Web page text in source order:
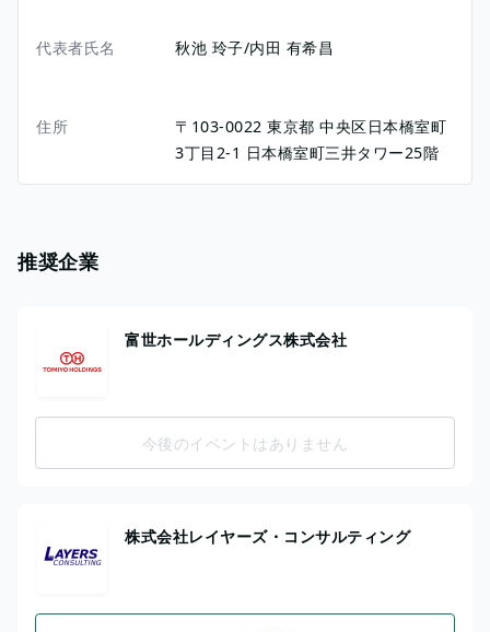
代表者氏名 秋池 玲子/内田 有希昌
住所 〒103-0022東京都中央区日本橋室町
3丁目2-1 日本橋室町三井タワー25階
推奨企業
富世ホールディングス株式会社
今後のイベントはありません
株式会社レイヤーズ・コンサルティング